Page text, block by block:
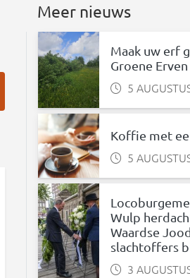
LinkedIn
Deel via WhatsApp
Meer nieuws
Maak uw erf
Groene Erven
5
Koffie met
5
Wulp
Waardse
slachtoffers
3